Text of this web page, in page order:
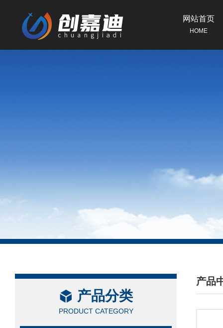
网站首页
HOME
产品分类
PRODUCT CATEGORY
产品
/